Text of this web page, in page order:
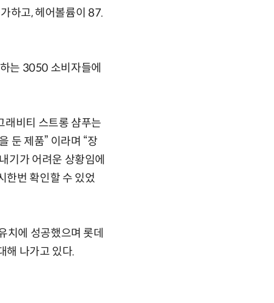
하고, 헤어볼륨이 87.
는 3050 소비자들에
래비티 스트롱 샴푸는
둔 제품” 이라며 “장
기가 어려운 상황임에
한번 확인할 수 있었
치에 성공했으며 롯데
해 나가고 있다.